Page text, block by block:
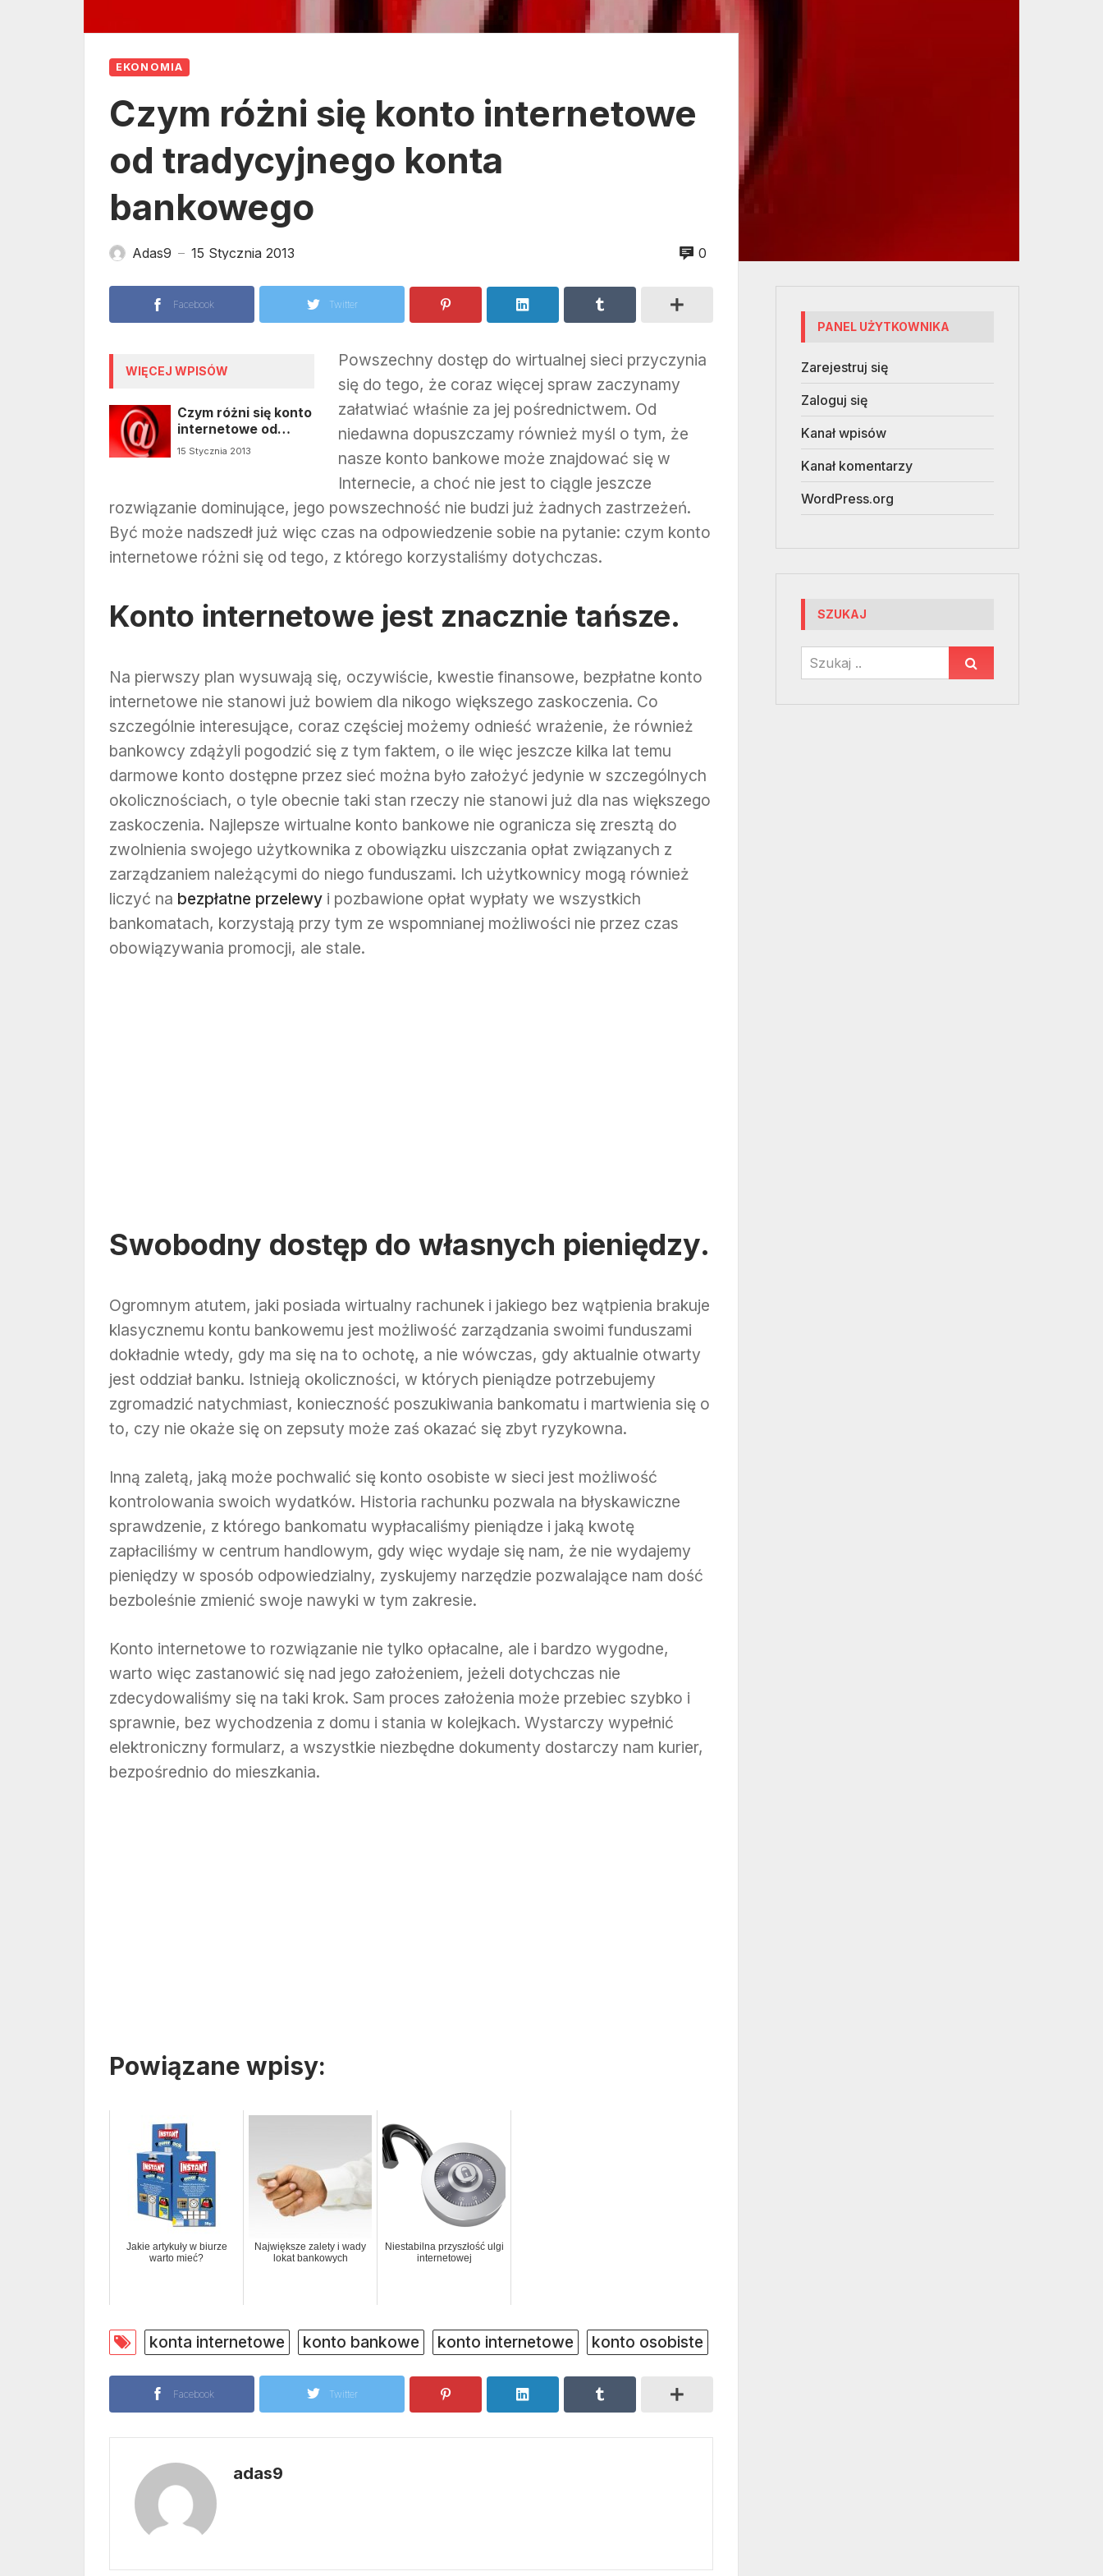
EKONOMIA
Czym różni się konto internetowe
od tradycyjnego konta
bankowego
Adas9 — 15 Stycznia 2013 0
Facebook Twitter
WIĘCEJ WPISÓW
Czym różni się konto
internetowe od
tradycyjnego konta
15 Stycznia 2013
Powszechny dostęp do wirtualnej sieci przyczynia
się do tego, że coraz więcej spraw zaczynamy
załatwiać właśnie za jej pośrednictwem. Od
niedawna dopuszczamy również myśl o tym, że
nasze konto bankowe może znajdować się w
Internecie, a choć nie jest to ciągle jeszcze
rozwiązanie dominujące, jego powszechność nie budzi już żadnych zastrzeżeń.
Być może nadszedł już więc czas na odpowiedzenie sobie na pytanie: czym konto
internetowe różni się od tego, z którego korzystaliśmy dotychczas.
Konto internetowe jest znacznie tańsze.
Na pierwszy plan wysuwają się, oczywiście, kwestie finansowe, bezpłatne konto
internetowe nie stanowi już bowiem dla nikogo większego zaskoczenia. Co
szczególnie interesujące, coraz częściej możemy odnieść wrażenie, że również
bankowcy zdążyli pogodzić się z tym faktem, o ile więc jeszcze kilka lat temu
darmowe konto dostępne przez sieć można było założyć jedynie w szczególnych
okolicznościach, o tyle obecnie taki stan rzeczy nie stanowi już dla nas większego
zaskoczenia. Najlepsze wirtualne konto bankowe nie ogranicza się zresztą do
zwolnienia swojego użytkownika z obowiązku uiszczania opłat związanych z
zarządzaniem należącymi do niego funduszami. Ich użytkownicy mogą również
liczyć na bezpłatne przelewy i pozbawione opłat wypłaty we wszystkich
bankomatach, korzystają przy tym ze wspomnianej możliwości nie przez czas
obowiązywania promocji, ale stale.
Swobodny dostęp do własnych pieniędzy.
Ogromnym atutem, jaki posiada wirtualny rachunek i jakiego bez wątpienia brakuje
klasycznemu kontu bankowemu jest możliwość zarządzania swoimi funduszami
dokładnie wtedy, gdy ma się na to ochotę, a nie wówczas, gdy aktualnie otwarty
jest oddział banku. Istnieją okoliczności, w których pieniądze potrzebujemy
zgromadzić natychmiast, konieczność poszukiwania bankomatu i martwienia się o
to, czy nie okaże się on zepsuty może zaś okazać się zbyt ryzykowna.
Inną zaletą, jaką może pochwalić się konto osobiste w sieci jest możliwość
kontrolowania swoich wydatków. Historia rachunku pozwala na błyskawiczne
sprawdzenie, z którego bankomatu wypłacaliśmy pieniądze i jaką kwotę
zapłaciliśmy w centrum handlowym, gdy więc wydaje się nam, że nie wydajemy
pieniędzy w sposób odpowiedzialny, zyskujemy narzędzie pozwalające nam dość
bezboleśnie zmienić swoje nawyki w tym zakresie.
Konto internetowe to rozwiązanie nie tylko opłacalne, ale i bardzo wygodne,
warto więc zastanowić się nad jego założeniem, jeżeli dotychczas nie
zdecydowaliśmy się na taki krok. Sam proces założenia może przebiec szybko i
sprawnie, bez wychodzenia z domu i stania w kolejkach. Wystarczy wypełnić
elektroniczny formularz, a wszystkie niezbędne dokumenty dostarczy nam kurier,
bezpośrednio do mieszkania.
Powiązane wpisy:
Jakie artykuły w biurze
warto mieć?
Największe zalety i wady
lokat bankowych
Niestabilna przyszłość ulgi
internetowej
konta internetowe konto bankowe konto internetowe konto osobiste
Facebook Twitter
adas9
PANEL UŻYTKOWNIKA
Zarejestruj się
Zaloguj się
Kanał wpisów
Kanał komentarzy
WordPress.org
SZUKAJ